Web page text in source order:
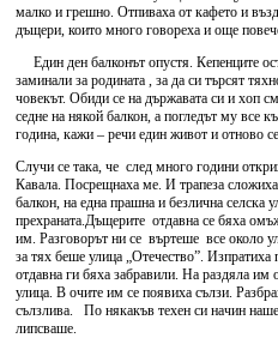
малко и грешно. Отпиваха от кафето и
дъщери, които много говореха и още
Един ден балконът опустя. Кепенците
заминали за родината , за да си търсят
човекът. Обиди се на държавата си и хоп
седне на някой балкон, а погледът му все
година, кажи – речи един живот и отново
Случи се така, че след много години
Кавала. Посрещнаха ме. И трапеза
балкон, на една прашна и безлична селска
прехраната.Дъщерите отдавна се бяха
им. Разговорът ни се въртеше все около
за тях беше улица „Отечество”.
отдавна ги бяха забравили. На раздяла им
улица. В очите им се появиха сълзи.
сълзлива. По някакъв техен си начин